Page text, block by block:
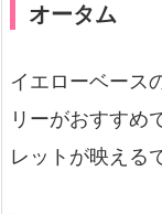
オータム
イエローベース
リーがおすすめ
レットが映える